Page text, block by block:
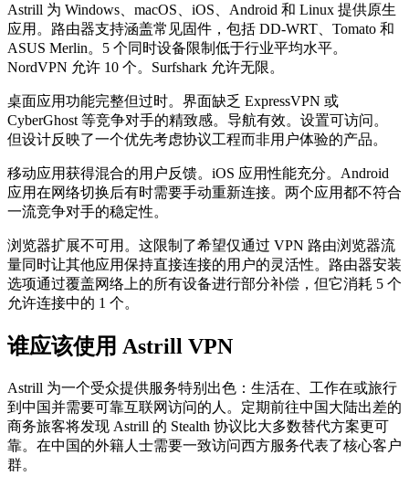
Astrill 为 Windows、macOS、iOS、Android 和 Linux 提供原生
应用。路由器支持涵盖常见固件，包括 DD-WRT、Tomato 和
ASUS Merlin。5 个同时设备限制低于行业平均水平。
NordVPN 允许 10 个。Surfshark 允许无限。
桌面应用功能完整但过时。界面缺乏 ExpressVPN 或
CyberGhost 等竞争对手的精致感。导航有效。设置可访问。
但设计反映了一个优先考虑协议工程而非用户体验的产品。
移动应用获得混合的用户反馈。iOS 应用性能充分。Android
应用在网络切换后有时需要手动重新连接。两个应用都不符合
一流竞争对手的稳定性。
浏览器扩展不可用。这限制了希望仅通过 VPN 路由浏览器流
量同时让其他应用保持直接连接的用户的灵活性。路由器安装
选项通过覆盖网络上的所有设备进行部分补偿，但它消耗 5 个
允许连接中的 1 个。
谁应该使用 Astrill VPN
Astrill 为一个受众提供服务特别出色：生活在、工作在或旅行
到中国并需要可靠互联网访问的人。定期前往中国大陆出差的
商务旅客将发现 Astrill 的 Stealth 协议比大多数替代方案更可
靠。在中国的外籍人士需要一致访问西方服务代表了核心客户
群。